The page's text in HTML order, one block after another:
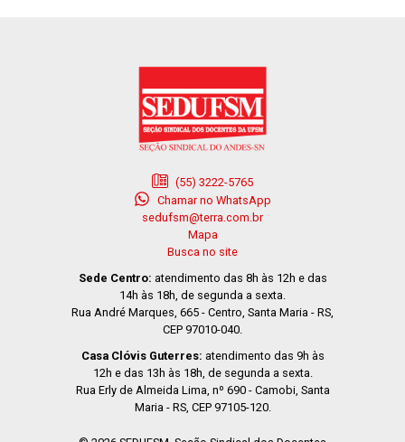
(55) 3222-5765
Chamar no WhatsApp
sedufsm@terra.com.br
Mapa
Busca no site
Sede Centro: atendimento das 8h às 12h e das
14h às 18h, de segunda a sexta.
Rua André Marques, 665 - Centro, Santa Maria - RS,
CEP 97010-040.
Casa Clóvis Guterres: atendimento das 9h às
12h e das 13h às 18h, de segunda a sexta.
Rua Erly de Almeida Lima, nº 690 - Camobi, Santa
Maria - RS, CEP 97105-120.